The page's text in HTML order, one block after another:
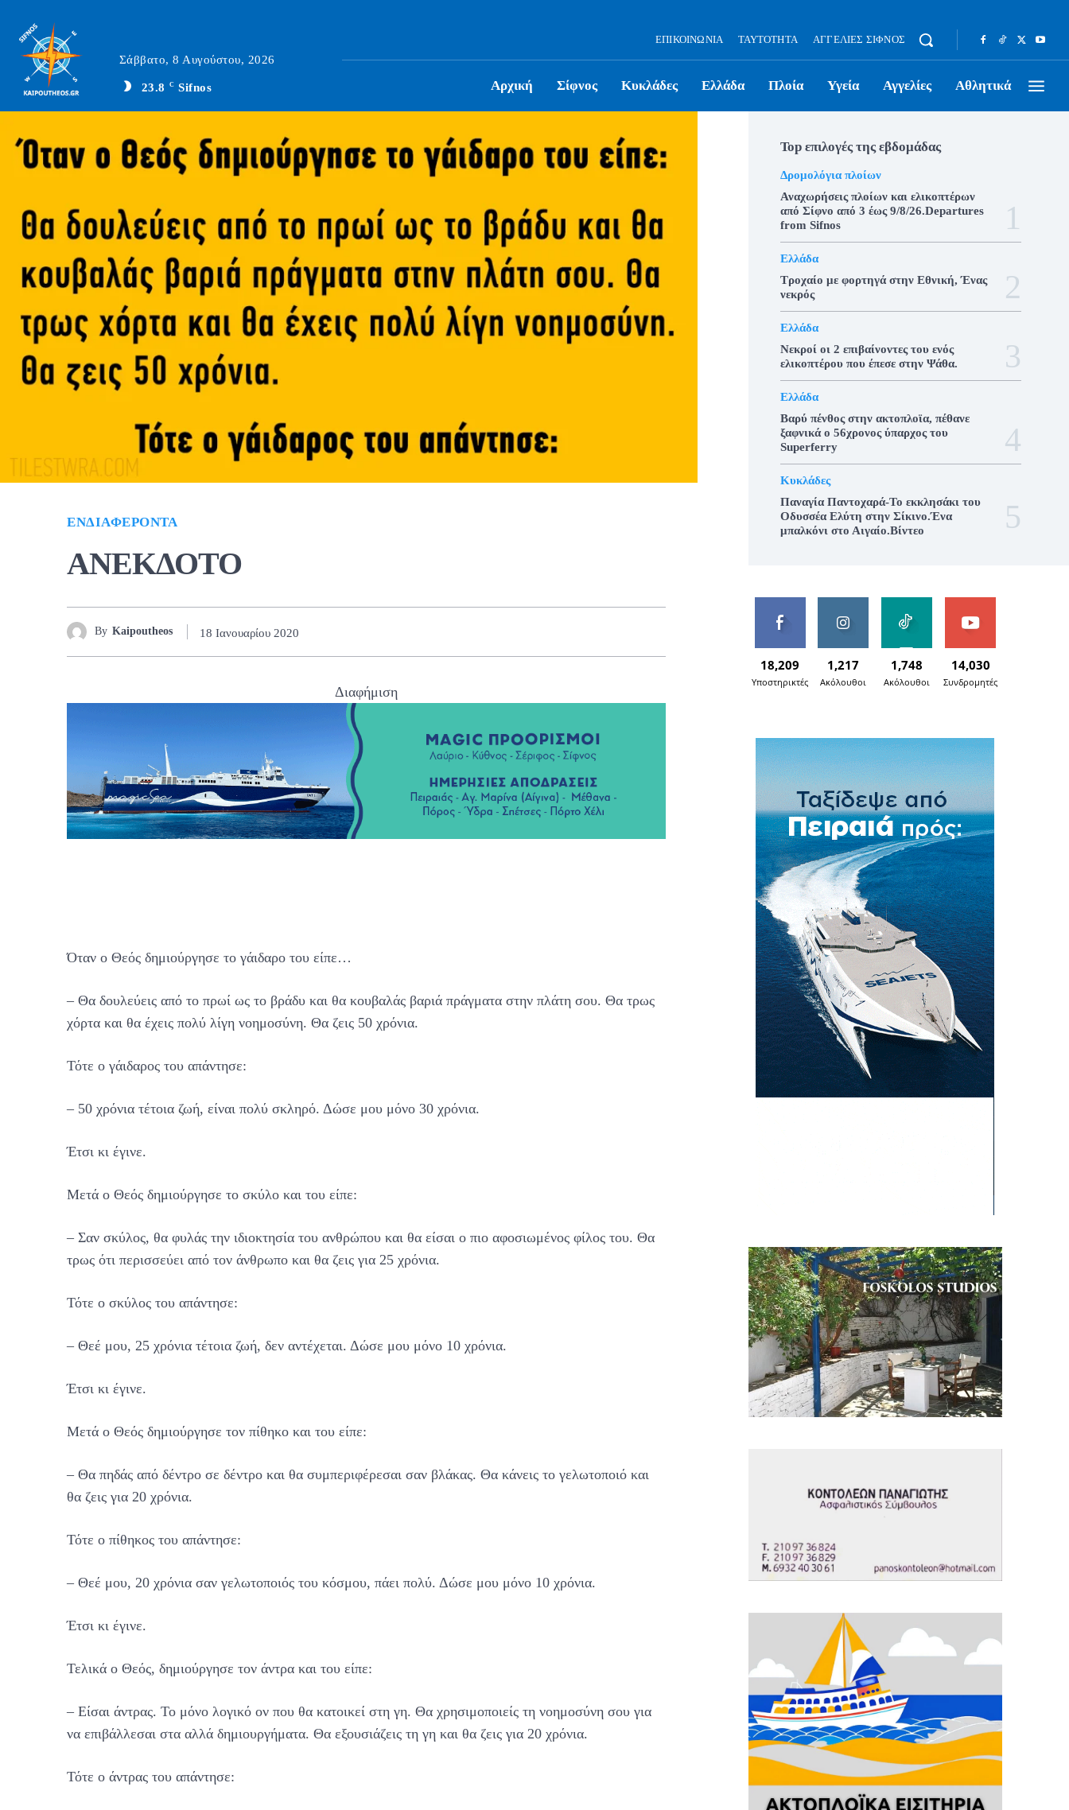
Σάββατο, 8 Αυγούστου, 2026
23.8 C Sifnos
ΕΠΙΚΟΙΝΩΝΊΑ ΤΑΥΤΌΤΗΤΑ ΑΓΓΕΛΊΕΣ ΣΊΦΝΟΣ
Αρχική Σίφνος Κυκλάδες Ελλάδα Πλοία Υγεία Αγγελίες Αθλητικά
ΕΝΔΙΑΦΈΡΟΝΤΑ
ΑΝΕΚΔΟΤΟ
By Kaipoutheos 18 Ιανουαρίου 2020
Διαφήμιση
Όταν ο Θεός δημιούργησε το γάιδαρο του είπε…
– Θα δουλεύεις από το πρωί ως το βράδυ και θα κουβαλάς βαριά πράγματα στην πλάτη σου. Θα τρως
χόρτα και θα έχεις πολύ λίγη νοημοσύνη. Θα ζεις 50 χρόνια.
Τότε ο γάιδαρος του απάντησε:
– 50 χρόνια τέτοια ζωή, είναι πολύ σκληρό. Δώσε μου μόνο 30 χρόνια.
Έτσι κι έγινε.
Μετά ο Θεός δημιούργησε το σκύλο και του είπε:
– Σαν σκύλος, θα φυλάς την ιδιοκτησία του ανθρώπου και θα είσαι ο πιο αφοσιωμένος φίλος του. Θα
τρως ότι περισσεύει από τον άνθρωπο και θα ζεις για 25 χρόνια.
Τότε ο σκύλος του απάντησε:
– Θεέ μου, 25 χρόνια τέτοια ζωή, δεν αντέχεται. Δώσε μου μόνο 10 χρόνια.
Έτσι κι έγινε.
Μετά ο Θεός δημιούργησε τον πίθηκο και του είπε:
– Θα πηδάς από δέντρο σε δέντρο και θα συμπεριφέρεσαι σαν βλάκας. Θα κάνεις το γελωτοποιό και
θα ζεις για 20 χρόνια.
Τότε ο πίθηκος του απάντησε:
– Θεέ μου, 20 χρόνια σαν γελωτοποιός του κόσμου, πάει πολύ. Δώσε μου μόνο 10 χρόνια.
Έτσι κι έγινε.
Τελικά ο Θεός, δημιούργησε τον άντρα και του είπε:
– Είσαι άντρας. Το μόνο λογικό ον που θα κατοικεί στη γη. Θα χρησιμοποιείς τη νοημοσύνη σου για
να επιβάλλεσαι στα αλλά δημιουργήματα. Θα εξουσιάζεις τη γη και θα ζεις για 20 χρόνια.
Τότε ο άντρας του απάντησε:
Top επιλογές της εβδομάδας
Δρομολόγια πλοίων
Αναχωρήσεις πλοίων και ελικοπτέρων
από Σίφνο από 3 έως 9/8/26.Departures
from Sifnos
Ελλάδα
Τροχαίο με φορτηγά στην Εθνική, Ένας
νεκρός
Ελλάδα
Νεκροί οι 2 επιβαίνοντες του ενός
ελικοπτέρου που έπεσε στην Ψάθα.
Ελλάδα
Βαρύ πένθος στην ακτοπλοϊα, πέθανε
ξαφνικά ο 56χρονος ύπαρχος του
Superferry
Κυκλάδες
Παναγία Παντοχαρά-Το εκκλησάκι του
Οδυσσέα Ελύτη στην Σίκινο.Ένα
μπαλκόνι στο Αιγαίο.Βίντεο
18,209
Υποστηρικτές
1,217
Ακόλουθοι
1,748
Ακόλουθοι
14,030
Συνδρομητές